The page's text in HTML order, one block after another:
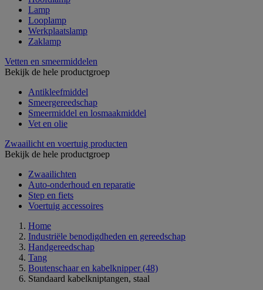
Lamp
Looplamp
Werkplaatslamp
Zaklamp
Vetten en smeermiddelen
Bekijk de hele productgroep
Antikleefmiddel
Smeergereedschap
Smeermiddel en losmaakmiddel
Vet en olie
Zwaailicht en voertuig producten
Bekijk de hele productgroep
Zwaailichten
Auto-onderhoud en reparatie
Step en fiets
Voertuig accessoires
Home
Industriële benodigdheden en gereedschap
Handgereedschap
Tang
Boutenschaar en kabelknipper (48)
Standaard kabelkniptangen, staal